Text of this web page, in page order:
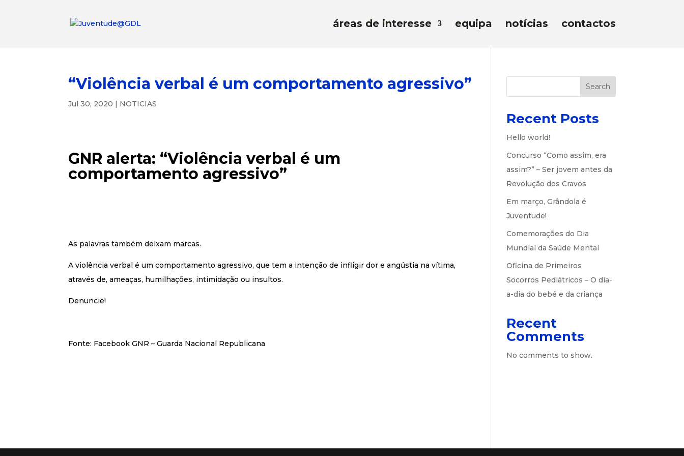
áreas de interesse equipa notícias contactos
“Violência verbal é um comportamento agressivo”
Jul 30, 2020 | NOTICIAS
GNR alerta: “Violência verbal é um
comportamento agressivo”
As palavras também deixam marcas.
A violência verbal é um comportamento agressivo, que tem a intenção de infligir dor e angústia na vítima,
através de, ameaças, humilhações, intimidação ou insultos.
Denuncie!
Fonte: Facebook GNR – Guarda Nacional Republicana
Search
Recent Posts
Hello world!
Concurso “Como assim, era
assim?” – Ser jovem antes da
Revolução dos Cravos
Em março, Grândola é
Juventude!
Comemorações do Dia
Mundial da Saúde Mental
Oficina de Primeiros
Socorros Pediátricos – O dia-
a-dia do bebé e da criança
Recent
Comments
No comments to show.